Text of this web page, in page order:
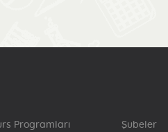
Yayımlandı!
Programları Şubeler